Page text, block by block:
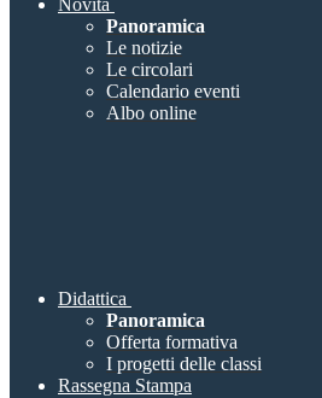
Novità
Panoramica
Le notizie
Le circolari
Calendario eventi
Albo online
Didattica
Panoramica
Offerta formativa
I progetti delle classi
Rassegna Stampa